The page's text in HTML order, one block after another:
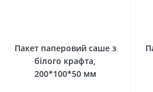
Пакет паперовий саше з
білого крафта,
200*100*50 мм